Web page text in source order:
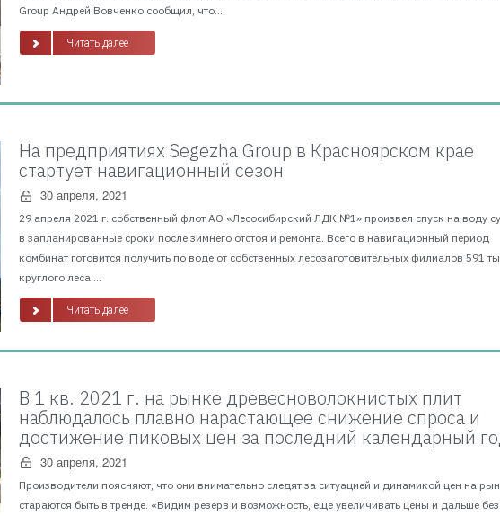
Group Андрей Вовченко сообщил, что...
Читать далее
На предприятиях Segezha Group в Красноярском крае
стартует навигационный сезон
30 апреля, 2021
29 апреля 2021 г. собственный флот АО «Лесосибирский ЛДК №1» произвел спуск на воду
в запланированные сроки после зимнего отстоя и ремонта. Всего в навигационный период
комбинат готовится получить по воде от собственных лесозаготовительных филиалов 591
круглого леса....
Читать далее
В 1 кв. 2021 г. на рынке древесноволокнистых плит
наблюдалось плавно нарастающее снижение спроса и
достижение пиковых цен за последний календарный
30 апреля, 2021
Производители поясняют, что они внимательно следят за ситуацией и динамикой цен на
стараются быть в тренде. «Видим резерв и возможность, еще увеличивать цены и дальше без